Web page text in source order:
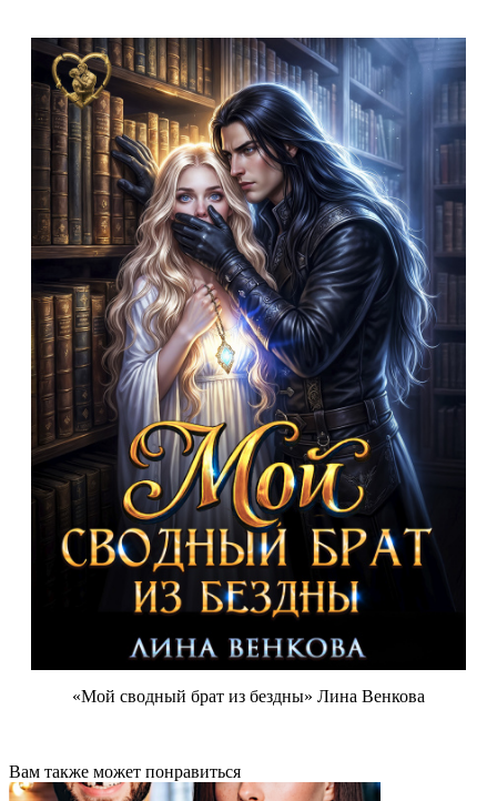
«Мой сводный брат из бездны» Лина Венкова
Вам также может понравиться